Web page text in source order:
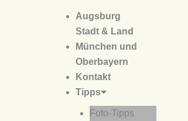
Augsburg
Stadt & Land
München und
Oberbayern
Kontakt
Tipps
Foto-Tipps